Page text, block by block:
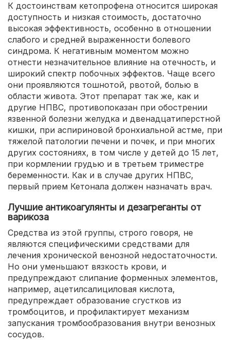
К достоинствам кетопрофена относится широкая
доступность и низкая стоимость, достаточно
высокая эффективность, особенно в отношении
слабого и средней выраженности болевого
синдрома. К негативным моментом можно
отнести незначительное влияние на отечность, и
широкий спектр побочных эффектов. Чаще всего
они проявляются тошнотой, рвотой, болью в
области живота. Этот препарат так же, как и
другие НПВС, противопоказан при обострении
язвенной болезни желудка и двенадцатиперстной
кишки, при аспириновой бронхиальной астме, при
тяжелой патологии печени и почек, и при многих
других состояниях, в том числе у детей до 15 лет,
при кормлении грудью и в третьем триместре
беременности. Как и в случае других НПВС,
первый прием Кетонала должен назначать врач.
Лучшие антикоагулянты и дезагреганты от
варикоза
Средства из этой группы, строго говоря, не
являются специфическими средствами для
лечения хронической венозной недостаточности.
Но они уменьшают вязкость крови, и
предупреждают слипание форменных элементов,
например, ацетилсалициловая кислота,
предупреждает образование сгустков из
тромбоцитов, и профилактирует механизм
запускания тромбообразования внутри венозных
сосудов.